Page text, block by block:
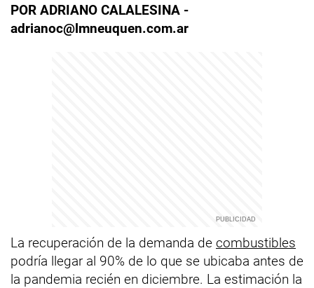
POR ADRIANO CALALESINA -
adrianoc@lmneuquen.com.ar
La recuperación de la demanda de combustibles
podría llegar al 90% de lo que se ubicaba antes de
la pandemia recién en diciembre. La estimación la